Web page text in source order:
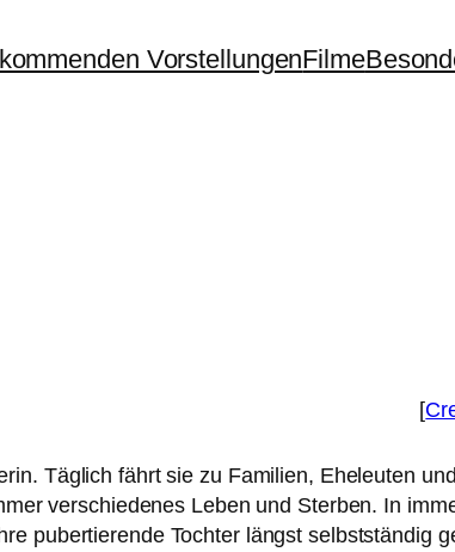
VorstellungenFilme
[
Täglich fährt sie zu Familien, Eheleuten
ver­schie­de­nes Leben und Sterben. In
puber­tie­ren­de Tochter längst selbst­stän­dig